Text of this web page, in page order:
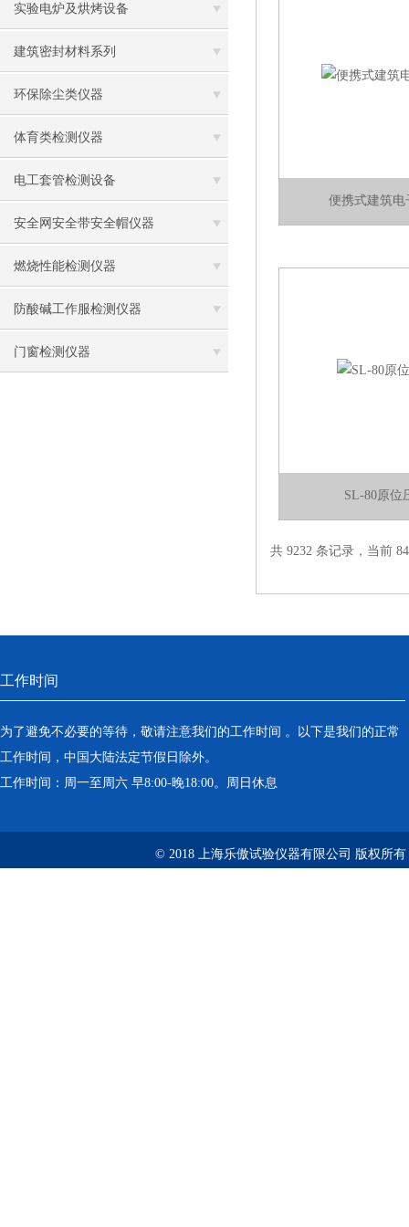
实验电炉及烘烤设备
建筑密封材料系列
环保除尘类仪器
体育类检测仪器
电工套管检测设备
安全网安全带安全帽仪器
燃烧性能检测仪器
防酸碱工作服检测仪器
门窗检测仪器
便携式建筑电
SL-80原位
共 9232 条记录，当前
工作时间
为了避免不必要的等待，敬请注意我们的工作时间 。以下是我们的正常
工作时间，中国大陆法定节假日除外。
工作时间：周一至周六 早8:00-晚18:00。周日休息
© 2018 上海乐傲试验仪器有限公司 版权所